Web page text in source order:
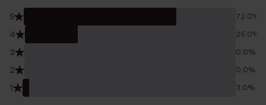
5 72.0%
4 25.0%
3 0.0%
2 0.0%
1 3.0%